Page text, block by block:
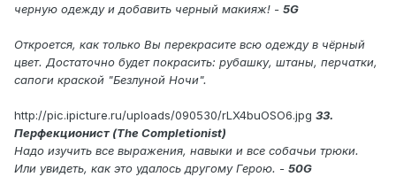
черную одежду и добавить черный макияж! - 5G
Откроется, как только Вы перекрасите всю одежду в чёрный
цвет. Достаточно будет покрасить: рубашку, штаны, перчатки,
сапоги краской "Безлуной Ночи".
http://pic.ipicture.ru/uploads/090530/rLX4buOSO6.jpg 33.
Перфекционист (The Completionist)
Надо изучить все выражения, навыки и все собачьи трюки.
Или увидеть, как это удалось другому Герою. - 50G